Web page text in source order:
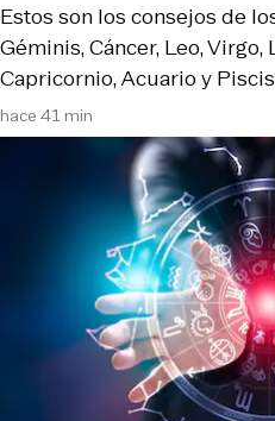
hace 41 min
Estos son los consejos de
Géminis, Cáncer, Leo,
Capricornio, Acuario y